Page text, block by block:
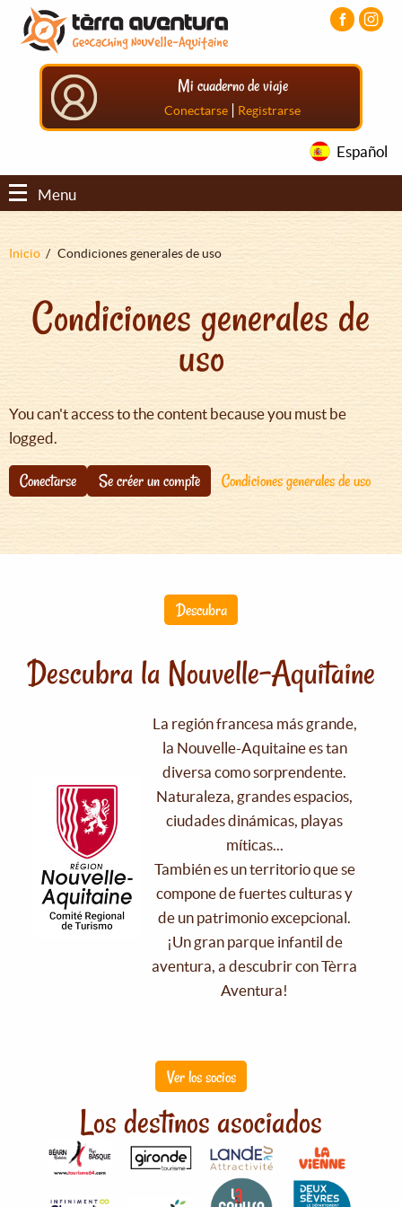
Pasar
contenido
principal
Pasar
menú
principal
Pasar
principal
Mi cuaderno de viaje
Conectarse | Registrarse
Español
Menu
Sobrescribir
ayuda
navegación
Inicio Condiciones generales de uso
Condiciones generales de
uso
You can't access to the content because you must be
logged.
Conectarse Se créer un compte Condiciones generales de uso
Descubra
Descubra la Nouvelle-Aquitaine
La región francesa más grande,
la Nouvelle-Aquitaine es tan
diversa como sorprendente.
Naturaleza, grandes espacios,
ciudades dinámicas, playas
míticas...
También es un territorio que se
compone de fuertes culturas y
de un patrimonio excepcional.
¡Un gran parque infantil de
aventura, a descubrir con Tèrra
Aventura!
Ver los socios
Los destinos asociados